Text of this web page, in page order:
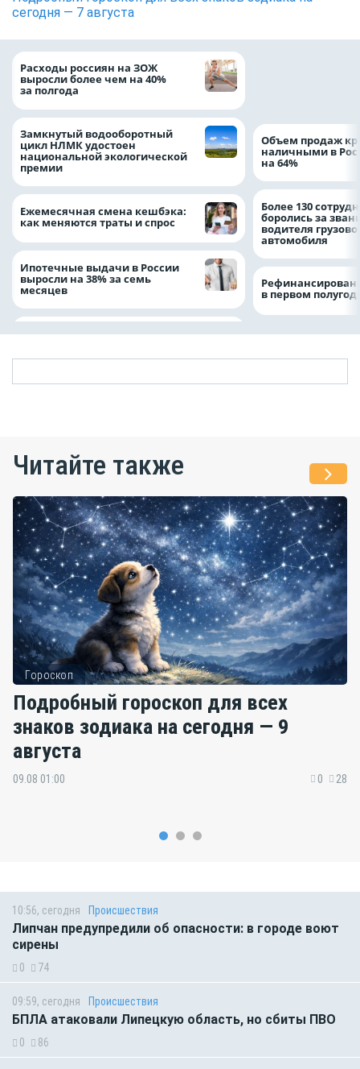
сегодня — 7 августа
Расходы россиян на ЗОЖ
выросли более чем на 40%
за полгода
Замкнутый водооборотный
цикл НЛМК удостоен
национальной экологической
премии
Ежемесячная смена кешбэка:
как меняются траты и спрос
Ипотечные выдачи в России
выросли на 38% за семь
месяцев
Объем продаж
наличными в
на 64%
Более 130
боролись за
водителя
автомобиля
в первом
Читайте также
Гороскоп
Подробный гороскоп для всех
знаков зодиака на сегодня — 9
августа
09.08 01:00 0 28
10:56, сегодня Происшествия
Липчан предупредили об опасности: в городе воют
сирены
0 74
09:59, сегодня Происшествия
БПЛА атаковали Липецкую область, но сбиты ПВО
0 86